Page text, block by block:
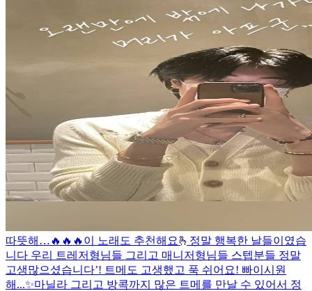
따뜻해… 🔥🔥🔥 이 노래도 추천해요🫰 정말 행복한 날들이였습
니다 우리 트레저형님들 그리고 매니저형님들 스텝분들 정말
고생많으셨습니다’! 트메도 고생했고 푹 쉬어요! 빠이 시원
해...✨마닐라 그리고 방콕까지 많은 트메를 만날 수 있어서 정